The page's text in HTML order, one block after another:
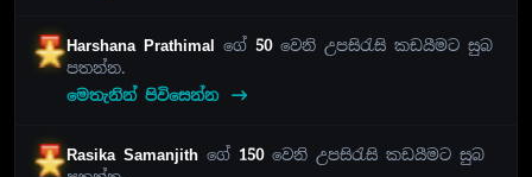
Harshana Prathimal ගේ 50වෙනි උපසිරැසි කඩයීමට සුබ
පතන්න.
මෙතැනින් පිවිසෙන්න
Rasika Samanjithගේ 150වෙනි උපසිරැසි කඩයීමට සුබ